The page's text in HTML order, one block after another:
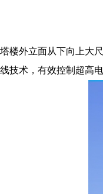
塔楼外立面从下向上大
线技术，有效控制超高